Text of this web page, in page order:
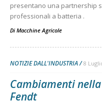
presentano una partnership
professionali a batteria .
Di Macchine Agricole
NOTIZIE DALL'INDUSTRIA 8
Cambiamenti
Fendt